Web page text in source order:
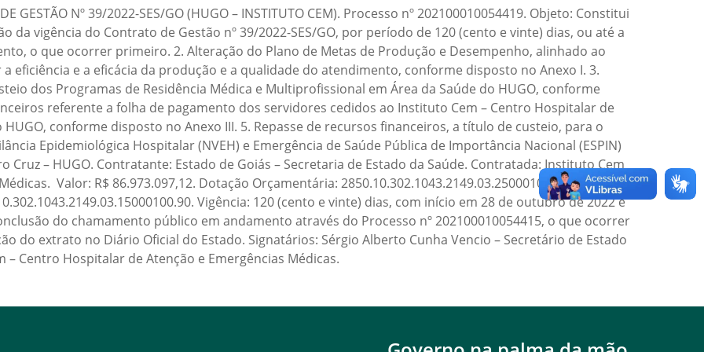
DE GESTÃO Nº 39/2022-SES/GO (HUGO – INSTITUTO CEM). Processo nº 202100010054419. Objeto: Constitui
vigência do Contrato de Gestão nº 39/2022-SES/GO, por período de 120 (cento e vinte) dias, ou até a
o que ocorrer primeiro. 2. Alteração do Plano de Metas de Produção e Desempenho, alinhado ao
eficiência e a eficácia da produção e a qualidade do atendimento, conforme disposto no Anexo I. 3.
dos Programas de Residência Médica e Multiprofissional em Área da Saúde do HUGO, conforme
referente a folha de pagamento dos servidores cedidos ao Instituto Cem – Centro Hospitalar de
conforme disposto no Anexo III. 5. Repasse de recursos financeiros, a título de custeio, para o
Epidemiológica Hospitalar (NVEH) e Emergência de Saúde Pública de Importância Nacional (ESPIN)
Cruz – HUGO. Contratante: Estado de Goiás – Secretaria de Estado da Saúde. Contratada: Instituto Cem
Valor: R$ 86.973.097,12. Dotação Orçamentária: 2850.10.302.1043.2149.03.25000100.90,
Vigência: 120 (cento e vinte) dias, com início em 28 de outubro de 2022 e
do chamamento público em andamento através do Processo nº 202100010054415, o que ocorrer
do extrato no Diário Oficial do Estado. Signatários: Sérgio Alberto Cunha Vencio – Secretário de Estado
– Centro Hospitalar de Atenção e Emergências Médicas.